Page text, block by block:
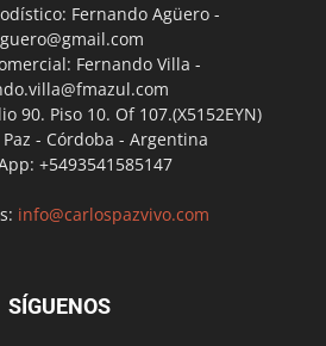
Fernando Agüero -
Fernando Villa -
90. Piso 10. Of 107.(X5152EYN)
- Córdoba - Argentina
+5493541585147
info@carlospazvivo.com
SÍGUENOS